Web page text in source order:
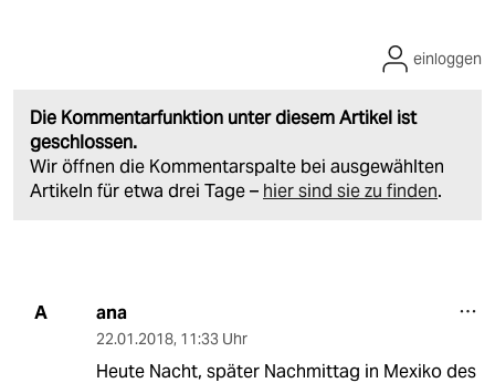
Die Kommentarfunktion unter diesem Artikel ist
geschlossen.
Wir öffnen die Kommentarspalte bei ausgewählten
Artikeln für etwa drei Tage – hier sind sie zu finden.
einloggen
A ana
22.01.2018, 11:33 Uhr
Heute Nacht, später Nachmittag in Mexiko des